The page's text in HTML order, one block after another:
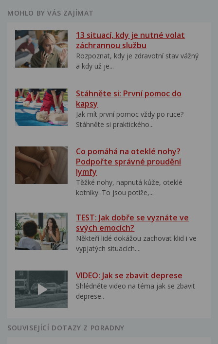
MOHLO BY VÁS ZAJÍMAT
13 situací, kdy je nutné volat
záchrannou službu
Rozpoznat, kdy je zdravotní stav vážný
a kdy už je...
Stáhněte si: První pomoc do
kapsy
Jak mít první pomoc vždy po ruce?
Stáhněte si praktického...
Co pomáhá na oteklé nohy?
Podpořte správné proudění
lymfy
Těžké nohy, napnutá kůže, oteklé
kotníky. To jsou potíže,...
TEST: Jak dobře se vyznáte ve
svých emocích?
Někteří lidé dokážou zachovat klid i ve
vypjatých situacích....
VIDEO: Jak se zbavit deprese
Shlédněte video na téma jak se zbavit
deprese..
SOUVISEJÍCÍ DOTAZY Z PORADNY